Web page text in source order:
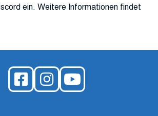
ein. Weitere Informationen findet